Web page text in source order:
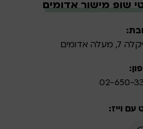
שופ מישור אדומים
אדומים
02-650-
עם וייז: